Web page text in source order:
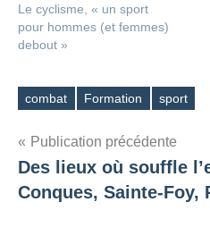
Le cyclisme, « un sport
pour hommes (et femmes)
debout »
Étiquettes
combat Formation sport
Navigation
de
Publication précédente
Des lieux où souffle
Conques, Sainte-Foy,